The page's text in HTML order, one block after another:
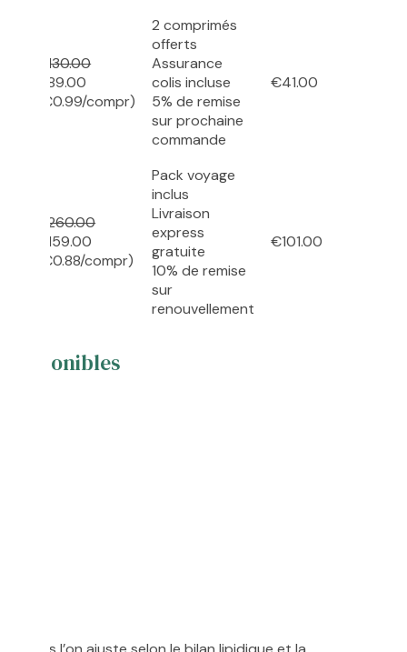
€130.00
€89.00
(€0.99/compr)
2 comprimés
offerts
Assurance
colis incluse
5% de remise
sur prochaine
commande
€41.00
€260.00
€159.00
(€0.88/compr)
Pack voyage
inclus
Livraison
express
gratuite
10% de remise
sur
renouvellement
€101.00
disponibles